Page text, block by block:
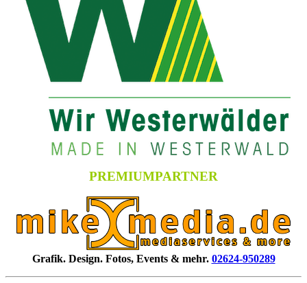
PREMIUMPARTNER
Grafik. Design. Fotos, Events & mehr. 02624-950289